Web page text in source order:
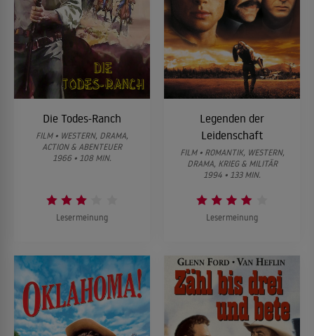
Die Todes-Ranch
FILM • WESTERN, DRAMA,
ACTION & ABENTEUER
1966 • 108 MIN.
Lesermeinung
Legenden der
Leidenschaft
FILM • ROMANTIK, WESTERN,
DRAMA, KRIEG & MILITÄR
1994 • 133 MIN.
Lesermeinung